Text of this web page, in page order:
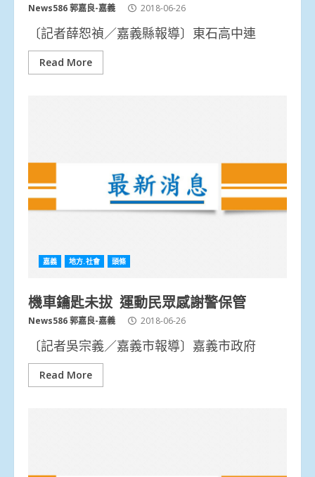
News586 郭嘉良-嘉義 2018-06-26
〔記者薛恕禎／嘉義縣報導〕東石高中連
Read More
嘉義 地方.社會 頭條
機車鑰匙未拔 運動民眾感謝警保管
News586 郭嘉良-嘉義 2018-06-26
〔記者吳宗義／嘉義市報導〕嘉義市政府
Read More